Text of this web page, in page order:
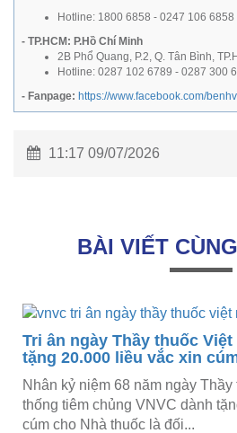
Hotline: 1800 6858 - 0247 106 6858
- TP.HCM: P.Hồ Chí Minh
2B Phổ Quang, P.2, Q. Tân Bình,
Hotline: 0287 102 6789 - 0287 300
- Fanpage: https://www.facebook.com/
11:17 09/07/2026
BÀI VIẾT
Tri ân ngày Thầy thuốc Việt
tặng 20.000 liều vắc xin
Nhân kỷ niệm 68 năm ngày
thống tiêm chủng VNVC dành
cúm cho Nhà thuốc là đối...